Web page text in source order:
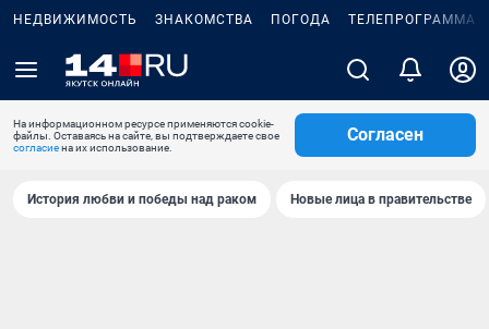
НЕДВИЖИМОСТЬ ЗНАКОМСТВА ПОГОДА ТЕЛЕПРОГРАММА
На информационном ресурсе применяются cookie-
файлы. Оставаясь на сайте, вы подтверждаете свое
согласиена их использование.
Согласен
История любви и победы над раком Новые лица в правительстве